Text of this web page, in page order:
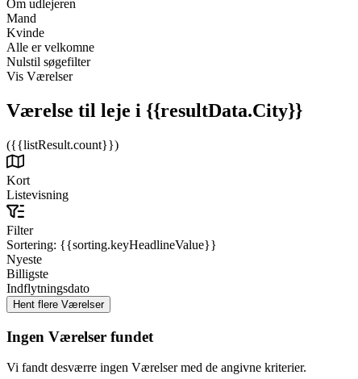
Om udlejeren
Mand
Kvinde
Alle er velkomne
Nulstil søgefilter
Vis Værelser
Værelse til leje i {{resultData.City}}
({{listResult.count}})
Kort
Listevisning
Filter
Sortering: {{sorting.keyHeadlineValue}}
Nyeste
Billigste
Indflytningsdato
Ingen Værelser fundet
Vi fandt desværre ingen Værelser med de angivne kriterier.